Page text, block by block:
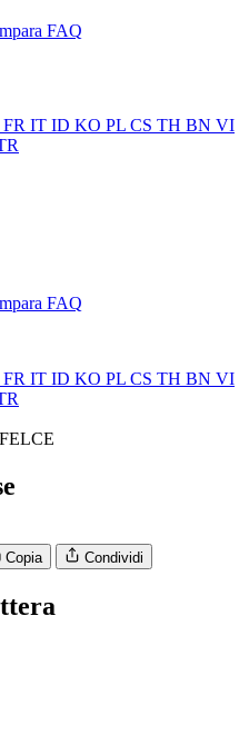
FAQ
FR IT ID KO PL CS TH BN VI
FAQ
FR IT ID KO PL CS TH BN VI
FELCE
Copia Condividi